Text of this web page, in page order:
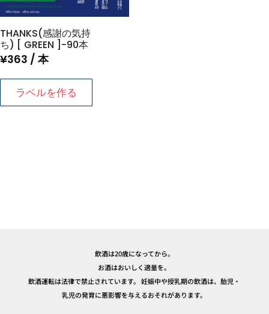
THANKS(感謝の気持
ち) [ GREEN ]-90本
¥363 / 本
ラベルを作る
飲酒は20歳になってから。
お酒はおいしく適量を。
飲酒運転は法律で禁止されています。 妊娠中や授乳期の飲酒は、胎児・
乳児の発育に悪影響を与えるおそれがあります。